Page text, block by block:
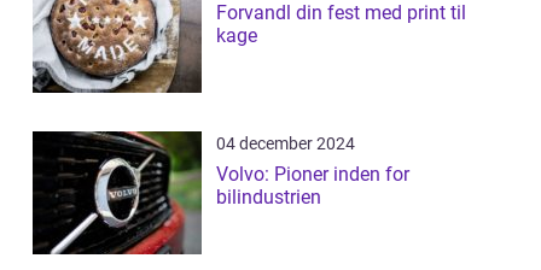
Forvandl din fest med print til
kage
04 december 2024
Volvo: Pioner inden for
bilindustrien